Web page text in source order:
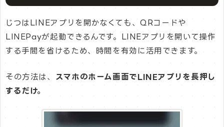
じつはLINEアプリを開かなくても、QRコードや
LINEPayが起動できるんです。LINEアプリを開いて操作
する手間を省けるため、時間を有効に活用できます。
その方法は、 スマホのホーム画面でLINEアプリを長押し
するだけ。